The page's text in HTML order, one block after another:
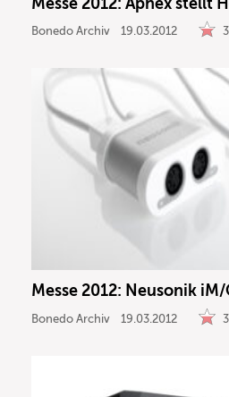
Bonedo Archiv 19.03.2012
Messe 2012: Neusonik
Bonedo Archiv 19.03.2012